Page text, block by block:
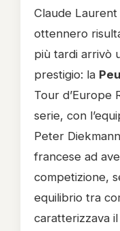
Claude
ottennero
più tardi arrivò
prestigio: la
Tour d’Europe
serie, con
Peter
francese ad
competizione,
equilibrio tra
caratterizzava